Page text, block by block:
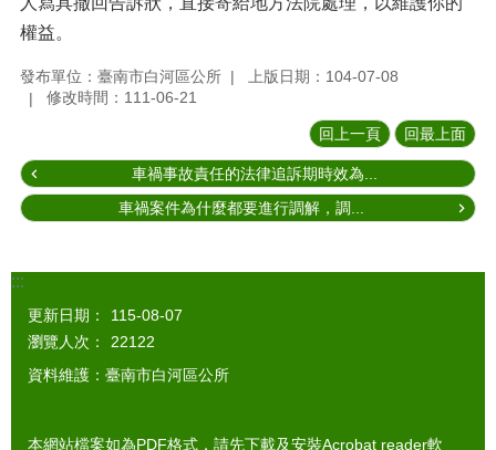
權益。
發布單位：臺南市白河區公所
上版日期：104-07-08
修改時間：111-06-21
回上一頁 回最上面
車禍事故責任的法律追訴期時效為...
車禍案件為什麼都要進行調解，調...
:::
更新日期：
115-08-07
瀏覽人次：
22122
資料維護：臺南市白河區公所
本網站檔案如為PDF格式，請先下載及安裝Acrobat reader軟